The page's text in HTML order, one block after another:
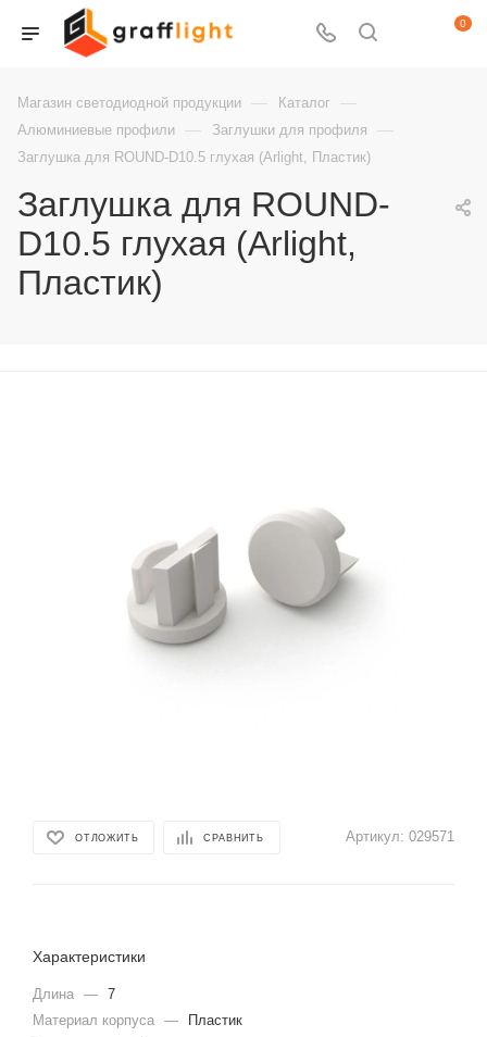
0
Магазин светодиодной продукции — Каталог —
Алюминиевые профили — Заглушки для профиля —
Заглушка для ROUND-D10.5 глухая (Arlight, Пластик)
Заглушка для ROUND-
D10.5 глухая (Arlight,
Пластик)
ОТЛОЖИТЬ СРАВНИТЬ Артикул: 029571
Характеристики
Длина — 7
Материал корпуса —
Пластик